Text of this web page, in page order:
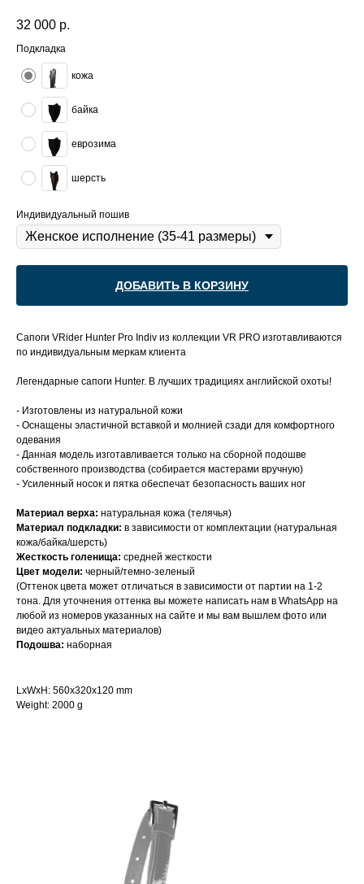
32 000 р.
Подкладка
кожа
байка
еврозима
шерсть
Индивидуальный пошив
ДОБАВИТЬ В КОРЗИНУ
Сапоги VRider Hunter Pro Indiv из коллекции VR PRO изготавливаются
по индивидуальным меркам клиента
Легендарные сапоги Hunter. В лучших традициях английской охоты!
- Изготовлены из натуральной кожи
- Оснащены эластичной вставкой и молнией сзади для комфортного
одевания
- Данная модель изготавливается только на сборной подошве
собственного производства (собирается мастерами вручную)
- Усиленный носок и пятка обеспечат безопасность ваших ног
Материал верха: натуральная кожа (телячья)
Материал подкладки: в зависимости от комплектации (натуральная
кожа/байка/шерсть)
Жесткость голенища: средней жесткости
Цвет модели: черный/темно-зеленый
(Оттенок цвета может отличаться в зависимости от партии на 1-2
тона. Для уточнения оттенка вы можете написать нам в WhatsApp на
любой из номеров указанных на сайте и мы вам вышлем фото или
видео актуальных материалов)
Подошва: наборная
LxWxH: 560x320x120 mm
Weight: 2000 g